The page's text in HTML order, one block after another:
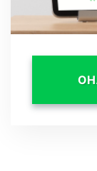
На вторых и
балконами,